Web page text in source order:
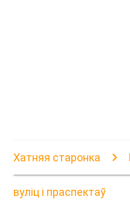
Хатняя старонка
вуліц і праспектаў